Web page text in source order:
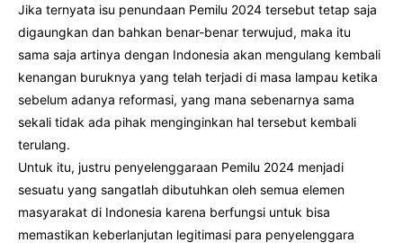
Jika ternyata isu penundaan Pemilu 2024 tersebut tetap saja
digaungkan dan bahkan benar-benar terwujud, maka itu
sama saja artinya dengan Indonesia akan mengulang kembali
kenangan buruknya yang telah terjadi di masa lampau ketika
sebelum adanya reformasi, yang mana sebenarnya sama
sekali tidak ada pihak menginginkan hal tersebut kembali
terulang.
Untuk itu, justru penyelenggaraan Pemilu 2024 menjadi
sesuatu yang sangatlah dibutuhkan oleh semua elemen
masyarakat di Indonesia karena berfungsi untuk bisa
memastikan keberlanjutan legitimasi para penyelenggara